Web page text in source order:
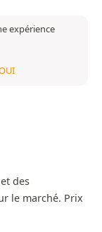
expérience
des
le marché. Prix